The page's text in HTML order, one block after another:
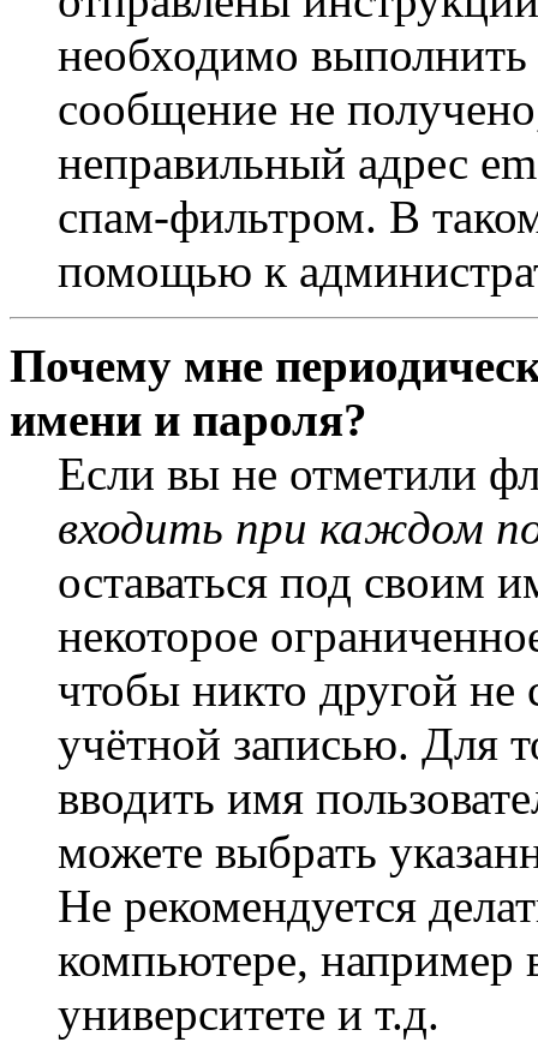
необходимо
сообщение не
неправильный адрес
спам-фильтром. В
помощью к
Почему мне
имени и пароля?
Если вы не отметили
входить при каждом
оставаться под своим
некоторое
чтобы никто другой не
учётной записью. Для
вводить имя
можете выбрать
Не рекомендуется
компьютере, например
университете и т.д.